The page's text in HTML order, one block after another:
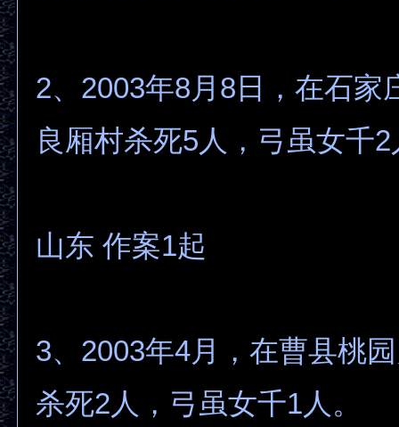
2、2003年8月8日，在石家
良厢村杀死5人，弓虽女千2
山东 作案1起
3、2003年4月，在曹县桃
杀死2人，弓虽女千1人。